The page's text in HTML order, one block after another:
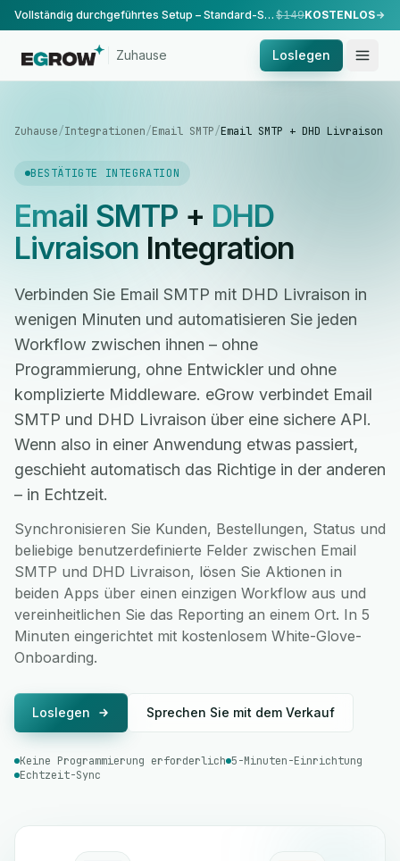
Vollständig durchgeführtes Setup – Standard-Setup, durchgeführt von unserem Team. $149KOSTENLOS
Zuhause Loslegen
Zuhause/Integrationen/Email SMTP/Email SMTP + DHD Livraison
BESTÄTIGTE INTEGRATION
Email SMTP+ DHD
Livraison Integration
Verbinden Sie Email SMTP mit DHD Livraison in
wenigen Minuten und automatisieren Sie jeden
Workflow zwischen ihnen – ohne
Programmierung, ohne Entwickler und ohne
komplizierte Middleware. eGrow verbindet Email
SMTP und DHD Livraison über eine sichere API.
Wenn also in einer Anwendung etwas passiert,
geschieht automatisch das Richtige in der anderen
– in Echtzeit.
Synchronisieren Sie Kunden, Bestellungen, Status und
beliebige benutzerdefinierte Felder zwischen Email
SMTP und DHD Livraison, lösen Sie Aktionen in
beiden Apps über einen einzigen Workflow aus und
vereinheitlichen Sie das Reporting an einem Ort. In 5
Minuten eingerichtet mit kostenlosem White-Glove-
Onboarding.
Loslegen Sprechen Sie mit dem Verkauf
Keine Programmierung erforderlich 5-Minuten-Einrichtung
Echtzeit-Sync